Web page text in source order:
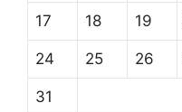
17 18 19
24 25 26
31